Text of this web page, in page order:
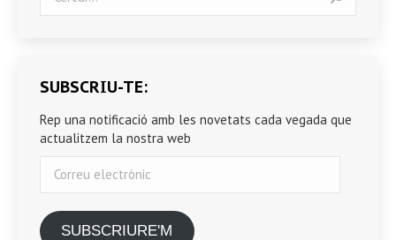
SUBSCRIU-TE:
Rep una notificació amb les novetats cada vegada que
actualitzem la nostra web
electrònic
SUBSCRIURE'M